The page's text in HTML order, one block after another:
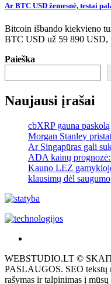
Ar BTC USD žemesnė, testai
Bitcoin išbando kiekvieno
BTC USD už 59 890 USD,
Paieška
Naujausi įrašai
cbXRP gauna
Morgan Stanley
Ar Singapūras gali
ADA kainų
Kauno LEZ
klausimų dėl saugumo
tai
žemės
ploto
WEBSTUDIO.LT ©
PASLAUGOS. SEO tekstų
rašymas ir talpinimas į